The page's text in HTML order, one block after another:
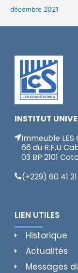
décembre 2021
INSTITUT
Immeuble LES
66 du R.F.U
03 BP 2101
(+229) 60 41
LIEN UTILES
Historique
Actualités
Messages